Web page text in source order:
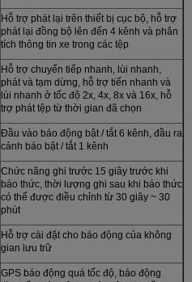
Hỗ trợ phát lại trên thiết bị cục bộ, hỗ trợ
phát lại đồng bộ lên đến 4 kênh và phân
tích thông tin xe trong các tệp
Hỗ trợ chuyển tiếp nhanh, lùi nhanh,
phát và tạm dừng, hỗ trợ tiến nhanh và
lùi nhanh ở tốc độ 2x, 4x, 8x và 16x, hỗ
trợ phát tệp từ thời gian đã chọn
Đầu vào báo động bật / tắt 6 kênh, đầu ra
cảnh báo bật / tắt 1 kênh
Chức năng ghi trước 15 giây trước khi
báo thức, thời lượng ghi sau khi báo thức
có thể được điều chỉnh từ 30 giây ~ 30
phút
Hỗ trợ cài đặt cho báo động của không
gian lưu trữ
GPS báo động quá tốc độ, báo động